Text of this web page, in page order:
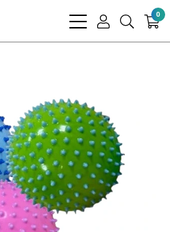
bars
user
search
0